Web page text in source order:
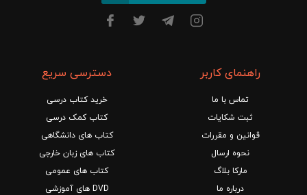
راهنمای کاربر
تماس با ما
ثبت شکایات
قوانین و مقررات
نحوه ارسال
مارکا بلاگ
درباره ما
دسترسی سریع
خرید کتاب درسی
کتاب کمک درسی
کتاب های دانشگاهی
کتاب های زبان خارجی
کتاب های عمومی
DVD های آموزشی